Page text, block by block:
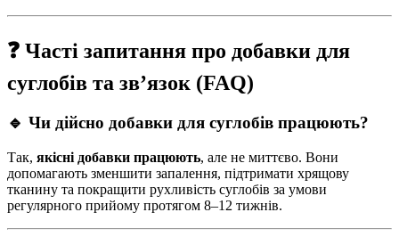
❓ Часті запитання про добавки для
суглобів та зв’язок (FAQ)
🔹 Чи дійсно добавки для суглобів працюють?
Так, якісні добавки працюють, але не миттєво. Вони
допомагають зменшити запалення, підтримати хрящову
тканину та покращити рухливість суглобів за умови
регулярного прийому протягом 8–12 тижнів.